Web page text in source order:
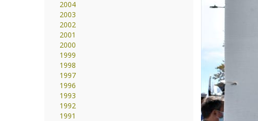
2004
2003
2002
2001
2000
1999
1998
1997
1996
1993
1992
1991